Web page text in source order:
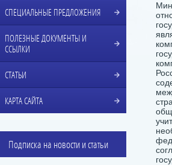
СПЕЦИАЛЬНЫЕ ПРЕДЛОЖЕНИЯ
ПОЛЕЗНЫЕ ДОКУМЕНТЫ И
ССЫЛКИ
СТАТЬИ
КАРТА САЙТА
Подписка на новости и статьи